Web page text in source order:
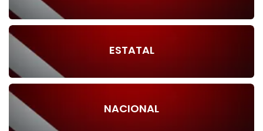
ESTATAL
NACIONAL